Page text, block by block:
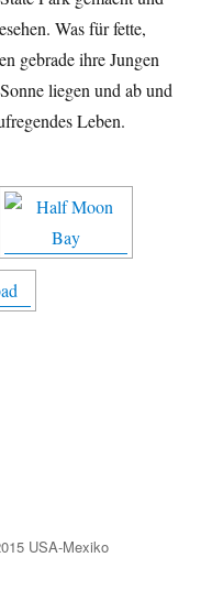
Was für fette,
gebrade ihre Jungen
liegen und ab und
Leben.
USA-Mexiko